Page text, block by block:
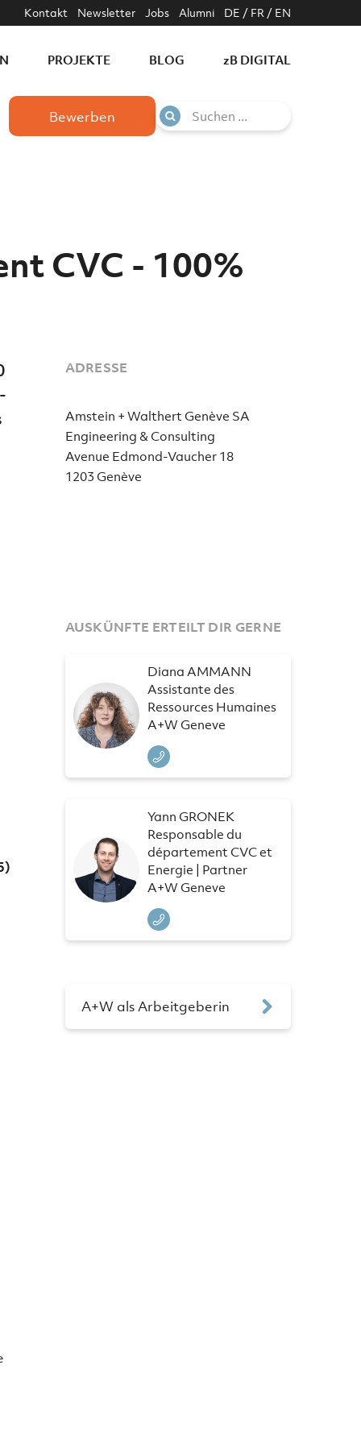
PROJEKTE BLOG zB DIGITAL
Kontakt Newsletter Jobs Alumni DE / FR / EN
Bewerben
CVC - 100%
ADRESSE
Amstein + Walthert Genève SA
Engineering & Consulting
Avenue Edmond-Vaucher 18
1203 Genève
AUSKÜNFTE ERTEILT DIR GERNE
Diana AMMANN
Assistante des
Ressources Humaines
A+W Geneve
Yann GRONEK
Responsable du
département CVC et
Energie | Partner
A+W Geneve
A+W als Arbeitgeberin